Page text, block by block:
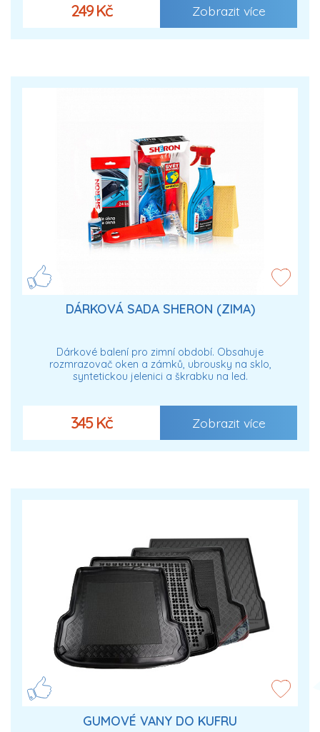
249 Kč Zobrazit více
DÁRKOVÁ SADA SHERON (ZIMA)
Dárkové balení pro zimní období. Obsahuje
rozmrazovač oken a zámků, ubrousky na sklo,
syntetickou jelenici a škrabku na led.
345 Kč Zobrazit více
GUMOVÉ VANY DO KUFRU